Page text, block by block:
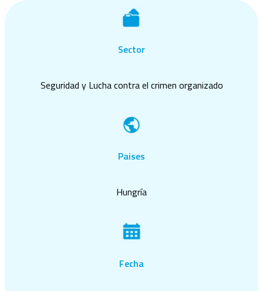
Sector
Seguridad y Lucha contra el crimen organizado
Paises
Hungría
Fecha